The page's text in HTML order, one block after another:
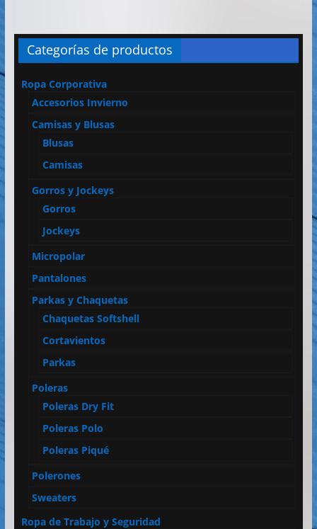
Categorías de productos
Ropa Corporativa
Accesorios Invierno
Camisas y Blusas
Blusas
Camisas
Gorros y Jockeys
Gorros
Jockeys
Micropolar
Pantalones
Parkas y Chaquetas
Chaquetas Softshell
Cortavientos
Parkas
Poleras
Poleras Dry Fit
Poleras Polo
Poleras Piqué
Polerones
Sweaters
Ropa de Trabajo y Seguridad